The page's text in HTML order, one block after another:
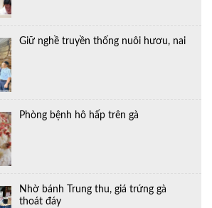
Giữ nghề truyền thống nuôi hươu, nai
Phòng bệnh hô hấp trên gà
Nhờ bánh Trung thu, giá trứng gà
thoát đáy